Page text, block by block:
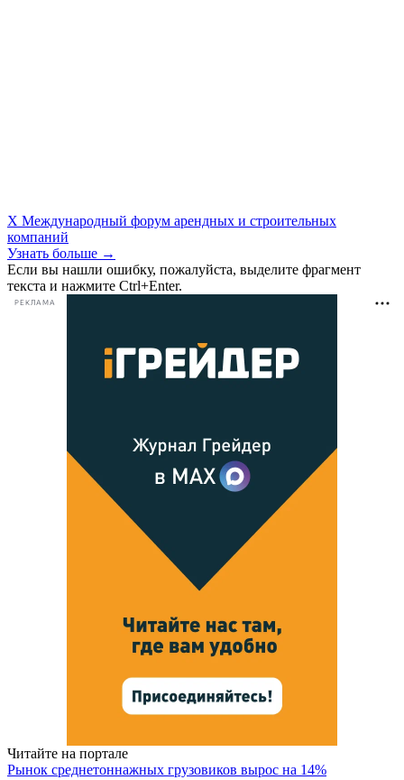
X Международный форум арендных и строительных
компаний
Узнать больше →
Если вы нашли ошибку, пожалуйста, выделите фрагмент
текста и нажмите Ctrl+Enter.
РЕКЛАМА
Читайте на портале
Рынок среднетоннажных грузовиков вырос на 14%